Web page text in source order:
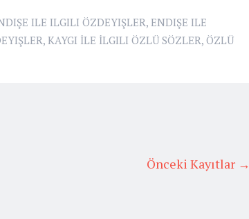
ILE ILGILI ÖZDEYIŞLER, ENDIŞE ILE
, KAYGI İLE İLGILI ÖZLÜ SÖZLER, ÖZLÜ
Önceki Kayıtlar →